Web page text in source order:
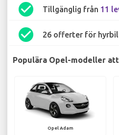
check_circle Tillgänglig från 11
check_circle 26 offerter för
Populära Opel-modeller
Opel Adam